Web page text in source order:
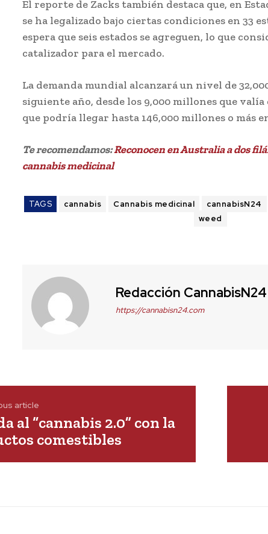
El reporte de Zacks también destaca que, en
se ha legalizado bajo ciertas condiciones en 33
espera que seis estados se agreguen, lo que
catalizador para el mercado.
La demanda mundial alcanzará un nivel de
siguiente año, desde los 9,000 millones que valía
que podría llegar hasta 146,000 millones o más
Te recomendamos:Reconocen en Australia a dos
cannabis medicinal
TAGS cannabis Cannabis medicinal cannabisN24
weed
Redacción CannabisN24
https://cannabisn24.com
article
al “cannabis 2.0” con la
comestibles